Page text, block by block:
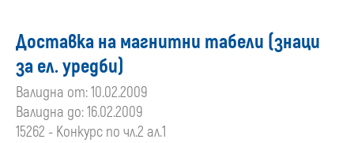
Доставка на магнитни табели (знаци
за ел. уредби)
Валидна от: 10.02.2009
Валидна до: 16.02.2009
15262 - Конкурс по чл.2 ал.1